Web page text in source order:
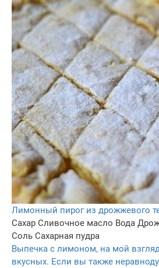
Лимонный пирог из дрожжевого
Сахар Сливочное масло Вода
Соль Сахарная пудра
Выпечка с лимоном, на мой
вкусных. Если вы также